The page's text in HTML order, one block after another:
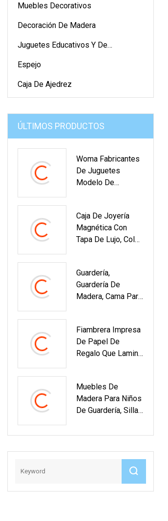
Muebles Decorativos
Decoración De Madera
Juguetes Educativos Y De
Espejo
Caja De Ajedrez
ÚLTIMOS PRODUCTOS
Woma Fabricantes
De Juguetes
Modelo De
Modelo De Barcos
De Batalla Bloques
De Construcción
Juguete DIY
Juguete Para Niños
Caja De Joyería
Magnética Con
Tapa De Lujo, Color
Cartón, Anillo,
Pendiente, Collar,
Joyero Con
Guardería,
Guardería De
Madera, Cama Para
Niños
Fiambrera Impresa
De Papel De
Regalo Que Lamina
Reloj De La Joyería
Muebles De
Madera Para Niños
De Guardería, Silla
Haya Para